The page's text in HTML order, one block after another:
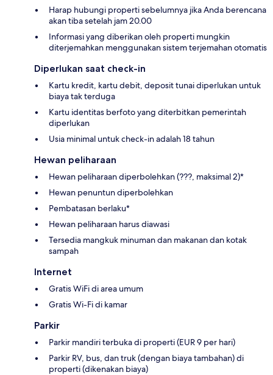
Harap hubungi properti sebelumnya jika Anda berencana
akan tiba setelah jam 20.00
Informasi yang diberikan oleh properti mungkin
diterjemahkan menggunakan sistem terjemahan otomatis
Diperlukan saat check-in
Kartu kredit, kartu debit, deposit tunai diperlukan untuk
biaya tak terduga
Kartu identitas berfoto yang diterbitkan pemerintah
diperlukan
Usia minimal untuk check-in adalah 18 tahun
Hewan peliharaan
Hewan peliharaan diperbolehkan (???, maksimal 2)*
Hewan penuntun diperbolehkan
Pembatasan berlaku*
Hewan peliharaan harus diawasi
Tersedia mangkuk minuman dan makanan dan kotak
sampah
Internet
Gratis WiFi di area umum
Gratis Wi-Fi di kamar
Parkir
Parkir mandiri terbuka di properti (EUR 9 per hari)
Parkir RV, bus, dan truk (dengan biaya tambahan) di
properti (dikenakan biaya)